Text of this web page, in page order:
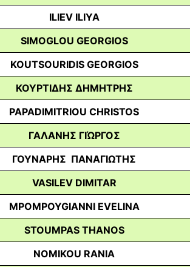
ILIEV ILIYA
SIMOGLOU GEORGIOS
KOUTSOURIDIS GEORGIOS
ΚΟΥΡΤΙΔΗΣ ΔΗΜΗΤΡΗΣ
PAPADIMITRIOU CHRISTOS
ΓΑΛΑΝΗΣ ΓΙΏΡΓΟΣ
ΓΟΥΝΑΡΗΣ ΠΑΝΑΓΙΩΤΗΣ
VASILEV DIMITAR
MPOMPOYGIANNI EVELINA
STOUMPAS THANOS
NOMIKOU RANIA